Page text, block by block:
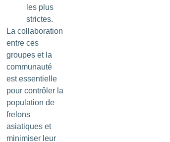
les plus
strictes.
La collaboration
entre ces
groupes et la
communauté
est essentielle
pour contrôler la
population de
frelons
asiatiques et
minimiser leur